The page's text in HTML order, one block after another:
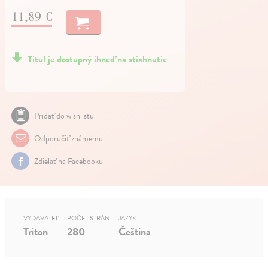
11,89 €
Titul je dostupný ihneď na stiahnutie
Pridať do wishlistu
Odporučiť známemu
Zdielať na Facebooku
VYDAVATEĽ
Triton
POČET STRÁN
280
JAZYK
Čeština